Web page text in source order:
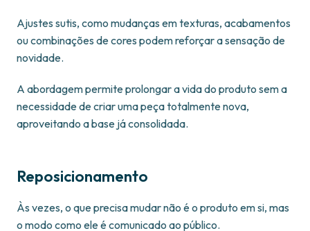
Ajustes sutis, como mudanças em texturas, acabamentos
ou combinações de cores podem reforçar a sensação de
novidade.
A abordagem permite prolongar a vida do produto sem a
necessidade de criar uma peça totalmente nova,
aproveitando a base já consolidada.
Reposicionamento
Às vezes, o que precisa mudar não é o produto em si, mas
o modo como ele é comunicado ao público.